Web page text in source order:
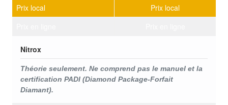
Prix ​​local
Prix ​​local
Nitrox
Théorie seulement. Ne comprend pas le manuel et la
certification PADI (Diamond Package-Forfait
Diamant).